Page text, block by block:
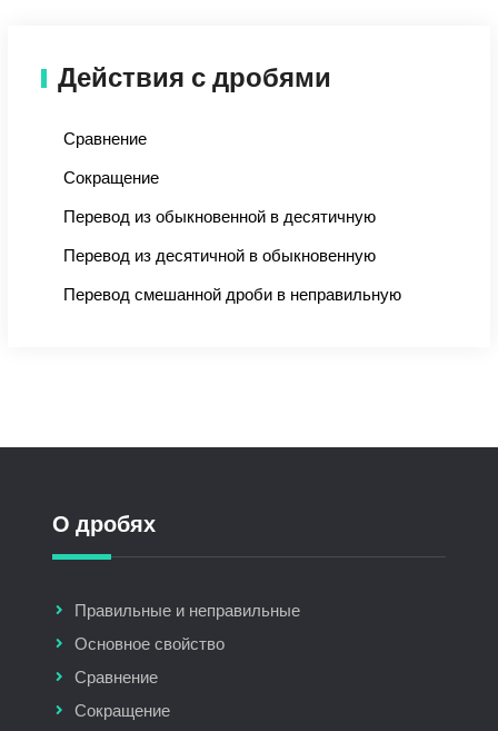
Действия с дробями
Сравнение
Сокращение
Перевод из обыкновенной в десятичную
Перевод из десятичной в обыкновенную
Перевод смешанной дроби в неправильную
О дробях
Правильные и неправильные
Основное свойство
Сравнение
Сокращение